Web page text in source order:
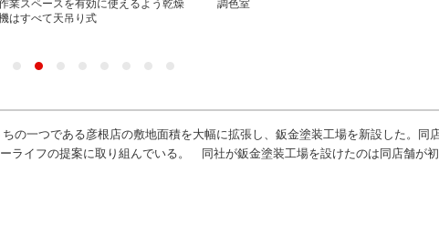
業スペースを有効に使えるよう乾燥
はすべて天吊り式
調色室
一つである彦根店の敷地面積を大幅に拡張し、鈑金塗装工場を新設した。同
ライフの提案に取り組んでいる。 同社が鈑金塗装工場を設けたのは同店舗が